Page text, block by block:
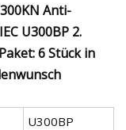
Anti-
U300BP 2.
6 Stück in
U300BP